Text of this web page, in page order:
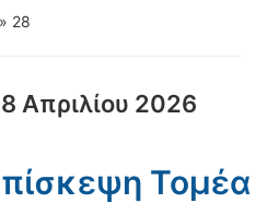
» 28
Απριλίου 2026
Τομέα